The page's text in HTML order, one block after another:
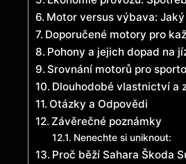
Motor versus výbava:
Doporučené motory pro
Pohony a jejich dopad na
Srovnání motorů pro
Dlouhodobé vlastnictví a
Otázky a Odpovědi
Závěrečné poznámky
Nenechte si uniknout:
Proč běží Sahara Škoda